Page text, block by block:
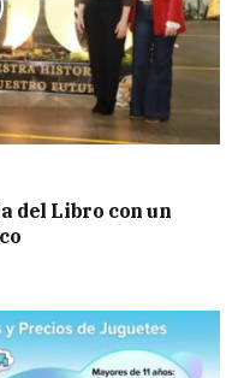
del Libro con un